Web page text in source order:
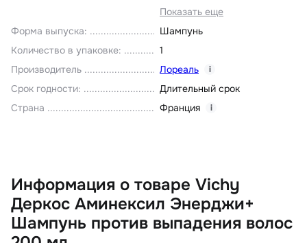
Показать еще
Форма выпуска:
Шампунь
Количество в упаковке:
1
Производитель
Лореаль i
Срок годности:
Длительный срок
Страна
Франция i
Информация о товаре Vichy
Деркос Аминексил Энерджи+
Шампунь против выпадения волос